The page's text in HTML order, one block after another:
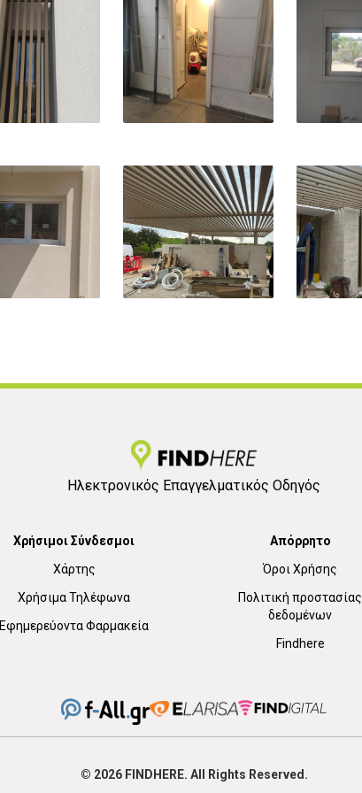
Ηλεκτρονικός Επαγγελματικός Οδηγός
Χρήσιμοι Σύνδεσμοι
Χάρτης
Χρήσιμα Τηλέφωνα
Εφημερεύοντα Φαρμακεία
Απόρρητο
Όροι Χρήσης
Πολιτική προστασίας
δεδομένων
Findhere
© 2026 FIND HERE. All Rights Reserved.